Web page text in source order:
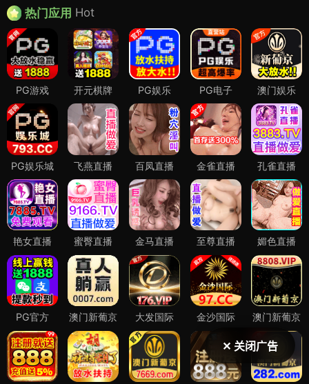
✕ 关闭广告